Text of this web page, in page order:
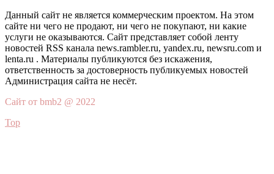
Данный сайт не является коммерческим проектом. На этом
сайте ни чего не продают, ни чего не покупают, ни какие
услуги не оказываются. Сайт представляет собой ленту
новостей RSS канала news.rambler.ru, yandex.ru, newsru.com и
lenta.ru . Материалы публикуются без искажения,
ответственность за достоверность публикуемых новостей
Администрация сайта не несёт.
Сайт от bmb2 @ 2022
Top